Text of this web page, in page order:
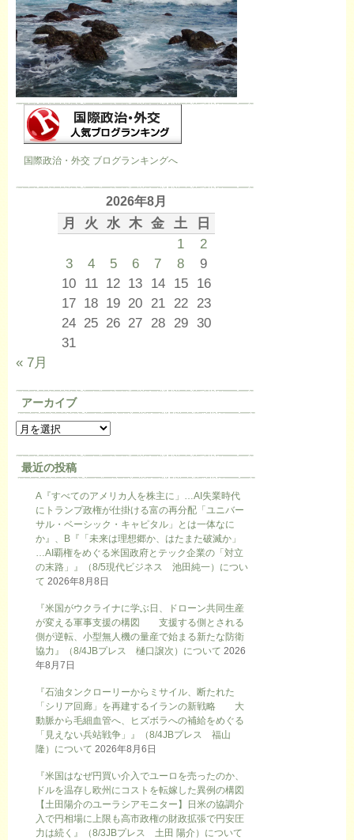
国際政治・外交 ブログランキングへ
2026年8月
月 火 水 木 金 土
日
1
2
3
4 5 6 7 8
9
10 11 12 13 14 15
16
17 18 19 20 21 22
23
24 25 26 27 28 29 30
31
« 7月
アーカイブ
最近の投稿
A『すべてのアメリカ人を株主に」…AI失業時代
にトランプ政権が仕掛ける富の再分配「ユニバー
サル・ベーシック・キャピタル」とは一体なに
か』、B『「未来は理想郷か、はたまた破滅か」
…AI覇権をめぐる米国政府とテック企業の「対立
の末路」』（8/5現代ビジネス 池田純一）につい
て 2026年8月8日
『米国がウクライナに学ぶ日、ドローン共同生産
が変える軍事支援の構図 支援する側とされる
側が逆転、小型無人機の量産で始まる新たな防衛
協力』（8/4JBプレス 樋口譲次）について 2026
年8月7日
『石油タンクローリーからミサイル、断たれた
「シリア回廊」を再建するイランの新戦略 大
動脈から毛細血管へ、ヒズボラへの補給をめぐる
「見えない兵站戦争」』（8/4JBプレス 福山
隆）について 2026年8月6日
『米国はなぜ円買い介入でユーロを売ったのか、
ドルを温存し欧州にコストを転嫁した異例の構図
【土田陽介のユーラシアモニター】日米の協調介
入で円相場に上限も高市政権の財政拡張で円安圧
力は続く』（8/3JBプレス 土田 陽介）について